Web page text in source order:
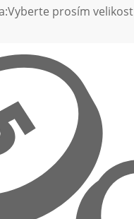
Vyberte prosím velikost